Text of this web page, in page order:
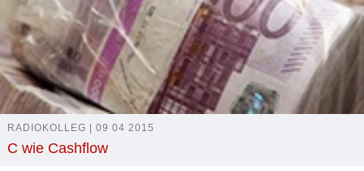
RADIOKOLLEG | 09 04 2015
C wie Cashflow